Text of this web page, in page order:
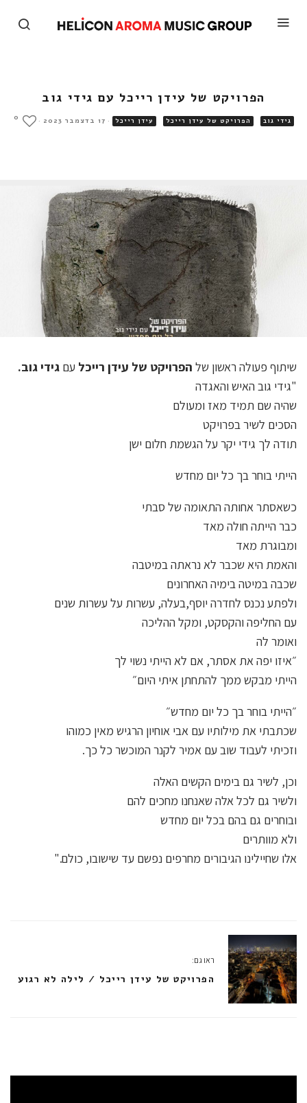
הפרויקט של עידן רייכל עם גידי גוב
גידי גוב הפרויקט של עידן רייכל עידן רייכל · 17 בדצמבר 2023 ·
0
שיתוף פעולה ראשון של הפרויקט של עידן רייכל עם גידי גוב.
"גידי גוב האיש והאגדה
שהיה שם תמיד מאז ומעולם
הסכים לשיר בפרויקט
תודה לך גידי יקר על הגשמת חלום ישן
הייתי בוחר בך כל יום מחדש
כשאסתר אחותה התאומה של סבתי
כבר הייתה חולה מאד
ומבוגרת מאד
והאמת היא שכבר לא נראתה במיטבה
שכבה במיטה בימיה האחרונים
ולפתע נכנס לחדרה יוסף,בעלה, עשרות על עשרות שנים
עם החליפה והקסקט, ומקל ההליכה
ואומר לה
״איזו יפה את אסתר, אם לא הייתי נשוי לך
הייתי מבקש ממך להתחתן איתי היום״
״הייתי בוחר בך כל יום מחדש״
שכתבתי את מילותיו עם אבי אוחיון הרגיש מאין כמוהו
וזכיתי לעבוד שוב עם אמיר לקנר המוכשר כל כך.
וכן, לשיר גם בימים הקשים האלה
ולשיר גם לכל אלה שאנחנו מחכים להם
ובוחרים גם בהם בכל יום מחדש
ולא מוותרים
אלו שחיילינו הגיבורים מחרפים נפשם עד שישובו, כולם."
ראו גם:
הפרויקט של עידן רייכל / לילה לא רגוע